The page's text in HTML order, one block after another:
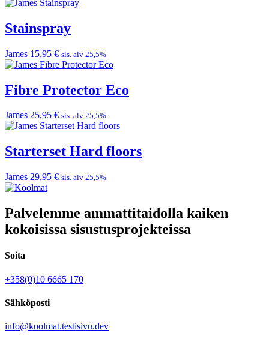
Stainspray
James 15,95 € sis. alv 25,5%
Fibre Protector Eco
James 25,95 € sis. alv 25,5%
Starterset Hard floors
James 29,95 € sis. alv 25,5%
Palvelemme ammattitaidolla kaiken
kokoisissa sisustusprojekteissa
Soita
+358(0)10 6665 170
Sähköposti
info@koolmat.testisivu.dev